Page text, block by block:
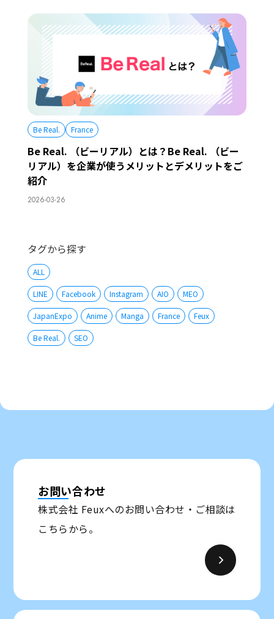
Be Real. France
Be Real. （ビーリアル）とは？Be Real. （ビー
リアル）を企業が使うメリットとデメリットをご
紹介
2026-03-26
タグから探す
ALL
LINE Facebook Instagram AIO MEO
JapanExpo Anime Manga France Feux
Be Real. SEO
お問い合わせ
株式会社 Feuxへのお問い合わせ・ご相談は
こちらから。